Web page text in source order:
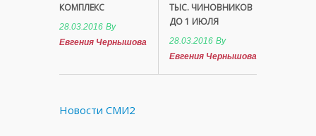
КОМПЛЕКС
28.03.2016 By
Евгения Чернышова
ТЫС. ЧИНОВНИКОВ
ДО 1 ИЮЛЯ
28.03.2016 By
Евгения Чернышова
Новости СМИ2